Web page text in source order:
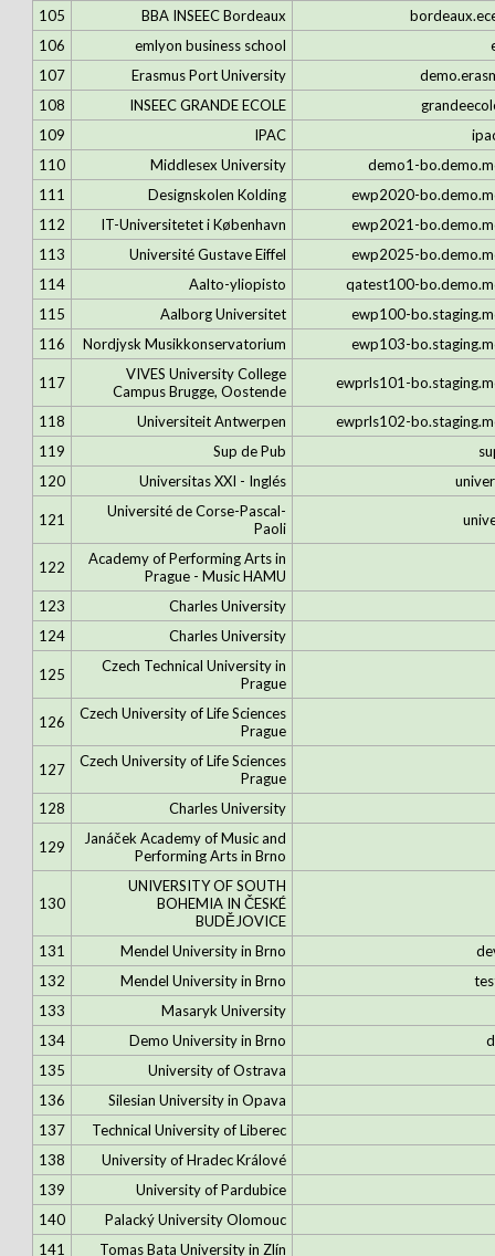
105 BBA INSEEC Bordeaux
106
emlyon business school
107
Erasmus Port University
108
INSEEC GRANDE ECOLE
109
IPAC
110
Middlesex University
demo1-
111
Designskolen Kolding
ewp2020-
112
IT-Universitetet i København
ewp2021-
113
Université Gustave Eiffel
ewp2025-
114
Aalto-yliopisto
qatest100-
115
Aalborg Universitet
ewp100-
116
Nordjysk Musikkonservatorium ewp103-
117
VIVES University College
Campus Brugge, Oostende
ewprls101-
118 Universiteit Antwerpen
ewprls102-
119
Sup de Pub
120
Universitas XXI - Inglés
121
Université de Corse-Pascal-
Paoli
122
Academy of Performing Arts in
Prague - Music HAMU
123
Charles University
124
Charles University
125
Czech Technical University in
Prague
126
Czech University of Life Sciences
Prague
127
Czech University of Life Sciences
Prague
128
Charles University
129
Janáček Academy of Music and
Performing Arts in Brno
130
UNIVERSITY OF SOUTH
BOHEMIA IN ČESKÉ
BUDĚJOVICE
131
Mendel University in Brno
132
Mendel University in Brno
133
Masaryk University
134
Demo University in Brno
135
University of Ostrava
136
Silesian University in Opava
137
Technical University of Liberec
138
University of Hradec Králové
139
University of Pardubice
140
Palacký University Olomouc
141
Tomas Bata University in Zlín